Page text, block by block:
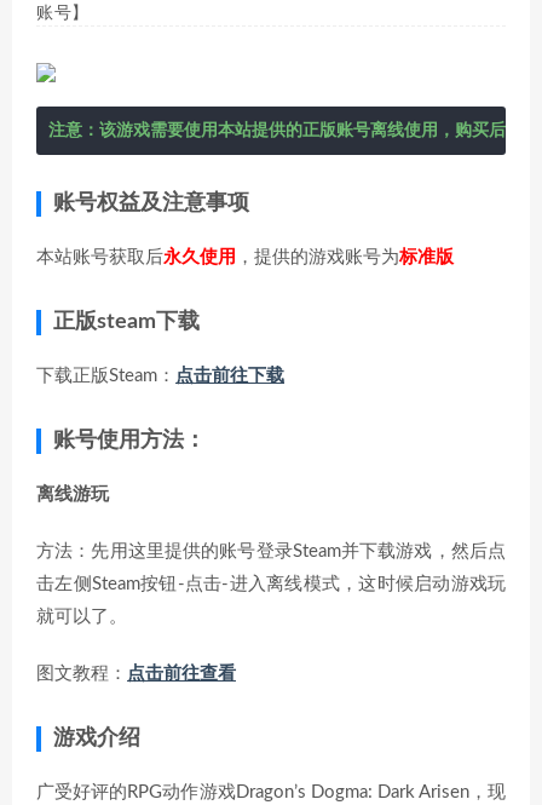
账号】
注意：该游戏需要使用本站提供的正版账号离线使用，购买后在
账号权益及注意事项
本站账号获取后永久使用 ，提供的游戏账号为标准版
正版steam下载
下载正版Steam： 点击前往下载
账号使用方法：
离线游玩
方法：先用这里提供的账号登录Steam并下载游戏，然后点
击左侧Steam按钮-点击-进入离线模式，这时候启动游戏玩
就可以了。
图文教程： 点击前往查看
游戏介绍
广受好评的RPG动作游戏Dragon’s Dogma: Dark Arisen，现